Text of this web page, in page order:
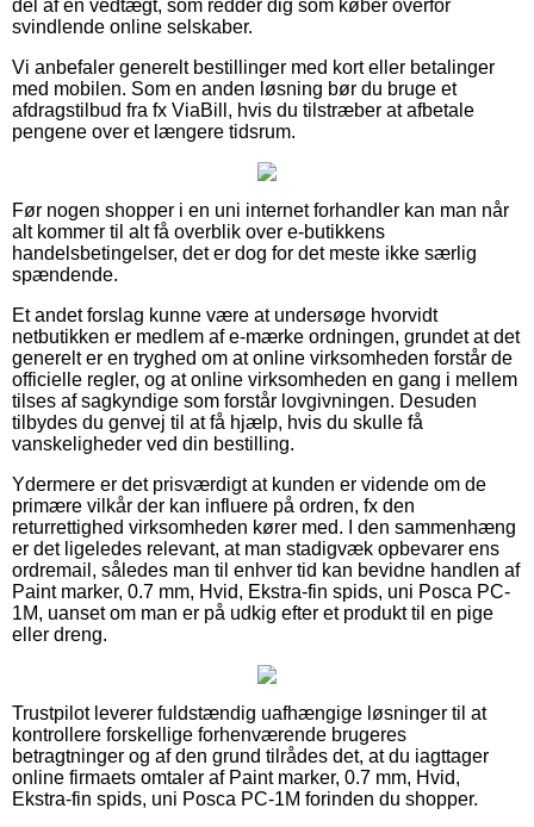
del af en vedtægt, som redder dig som køber overfor
svindlende online selskaber.
Vi anbefaler generelt bestillinger med kort eller betalinger
med mobilen. Som en anden løsning bør du bruge et
afdragstilbud fra fx ViaBill, hvis du tilstræber at afbetale
pengene over et længere tidsrum.
Før nogen shopper i en uni internet forhandler kan man når
alt kommer til alt få overblik over e-butikkens
handelsbetingelser, det er dog for det meste ikke særlig
spændende.
Et andet forslag kunne være at undersøge hvorvidt
netbutikken er medlem af e-mærke ordningen, grundet at det
generelt er en tryghed om at online virksomheden forstår de
officielle regler, og at online virksomheden en gang i mellem
tilses af sagkyndige som forstår lovgivningen. Desuden
tilbydes du genvej til at få hjælp, hvis du skulle få
vanskeligheder ved din bestilling.
Ydermere er det prisværdigt at kunden er vidende om de
primære vilkår der kan influere på ordren, fx den
returrettighed virksomheden kører med. I den sammenhæng
er det ligeledes relevant, at man stadigvæk opbevarer ens
ordremail, således man til enhver tid kan bevidne handlen af
Paint marker, 0.7 mm, Hvid, Ekstra-fin spids, uni Posca PC-
1M, uanset om man er på udkig efter et produkt til en pige
eller dreng.
Trustpilot leverer fuldstændig uafhængige løsninger til at
kontrollere forskellige forhenværende brugeres
betragtninger og af den grund tilrådes det, at du iagttager
online firmaets omtaler af Paint marker, 0.7 mm, Hvid,
Ekstra-fin spids, uni Posca PC-1M forinden du shopper.